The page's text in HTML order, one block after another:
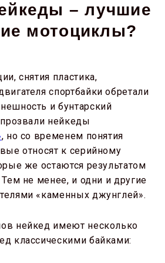
– лучшие
мотоциклы?
снятия пластика,
спортбайки обретали
и бунтарский
нейкеды
, но со временем понятия
относят к серийному
же остаются результатом
не менее, и одни и другие
«каменных джунглей».
нейкед имеют несколько
классическими байками: